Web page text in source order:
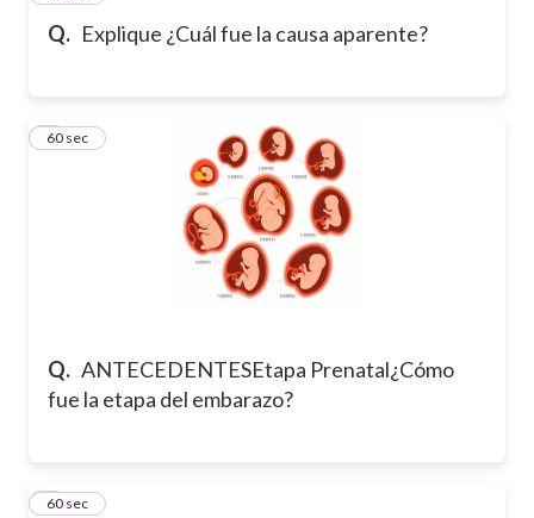
Q. Explique ¿Cuál fue la causa aparente?
Q. ANTECEDENTESEtapa Prenatal¿Cómo
fue la etapa del embarazo?
560 sec
660 sec